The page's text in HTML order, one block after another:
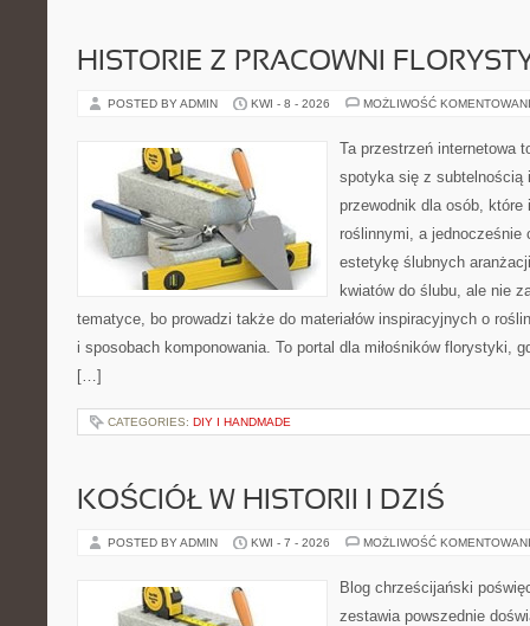
HISTORIE Z PRACOWNI
POSTED BY ADMIN KWI - 8 - 2026 MOŻLIWOŚĆ
Ta przestrzeń internetowa
spotyka się z subtelnością
przewodnik dla osób,
roślinnymi, a jednocześnie
estetykę ślubnych
kwiatów do ślubu, ale nie
tematyce, bo prowadzi także do materiałów inspiracyjnych o
i sposobach komponowania. To portal dla miłośników florystyki,
[…]
CATEGORIES: DIY I HANDMADE
KOŚCIÓŁ W HISTORII I DZIŚ
POSTED BY ADMIN KWI - 7 - 2026 MOŻLIWOŚĆ
Blog chrześcijański
zestawia powszednie